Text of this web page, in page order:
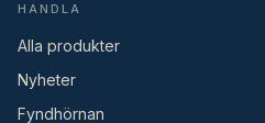
HANDLA
Alla produkter
Nyheter
Fyndhörnan